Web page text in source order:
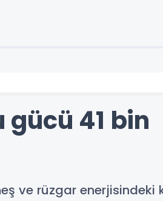
41 bin
ve rüzgar enerjisindeki